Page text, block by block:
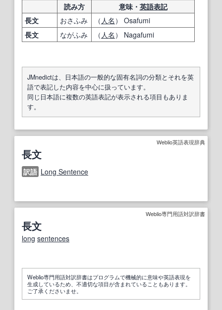
読み方 意味・ 英語表記
長文
おさふみ （ 人名 ） Osafumi
長文
ながふみ （ 人名 ） Nagafumi
JMnedictは、日本語の一般的な固有名詞の分類とそれを英
語で表記した内容を中心に扱っています。
同じ日本語に複数の英語表記が表示される項目もありま
す。
Weblio英語表現辞典
長文
訳語 Long Sentence
Weblio専門用語対訳辞書
長文
long sentences
Weblio専門用語対訳辞書はプログラムで機械的に意味や英語表現を
生成しているため、不適切な項目が含まれていることもあります。
ご了承くださいませ。